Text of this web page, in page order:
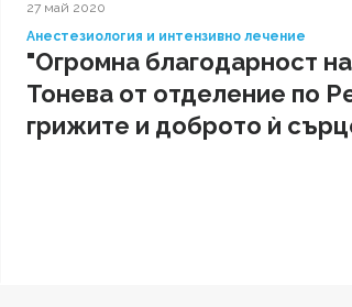
27 май 2020
Анестезиология и интензивно лечение
"Огромна благодарност
Тонева от отделение по
грижите и доброто ѝ